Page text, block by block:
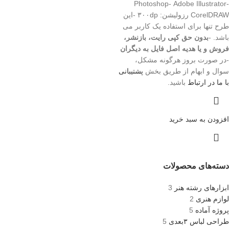
دسته‌های محصولات
ابزارهای رشته هنر 3
لوازم هنری 2
پروژه آماده 5
طراحی لباس ۳بعدی
5
Photoshop- Adobe Illustrator-
CorelDRAW رزولیشن: ۳۰۰dp -این
طرح تنها برای استفاده یک کاربر می
باشد. -بدون حق کپی رایت، بازنشر،
فروش و یا هدیه اصل فایل به دیگران
-در صورت بروز هرگونه مشکل،
سوال و ابهام از طریق بخش پشتیبانی
با ما در ارتباط باشید.
افزودن به سبد خرید